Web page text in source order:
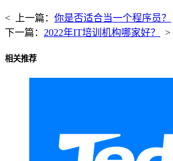
< 上一篇： 你是否适合当一个程序员？
下一篇： 2022年IT培训机构哪家好？ >
相关推荐